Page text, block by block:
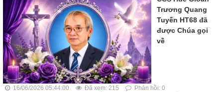
Trương Quang
Tuyến HT68 đã
được Chúa gọi
về
16/06/2026 05:44:00 Đã xem: 215 Phản hồi: 0